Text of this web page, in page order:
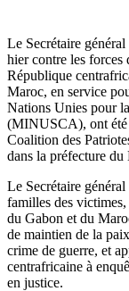
Le Secrétaire
hier contre les forces
République
Maroc, en service
Nations Unies pour
(MINUSCA), ont été
Coalition des
dans la préfecture
Le Secrétaire général
familles des
du Gabon et du
de maintien de la
crime de guerre, et
centrafricaine à
en justice.